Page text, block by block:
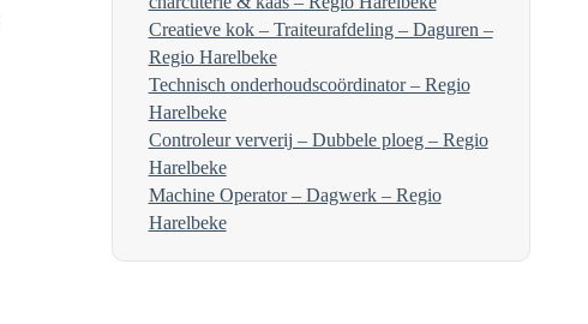
Creatieve kok – Traiteurafdeling – Daguren –
Regio Harelbeke
Technisch onderhoudscoördinator – Regio
Harelbeke
Controleur ververij – Dubbele ploeg – Regio
Harelbeke
Machine Operator – Dagwerk – Regio
Harelbeke